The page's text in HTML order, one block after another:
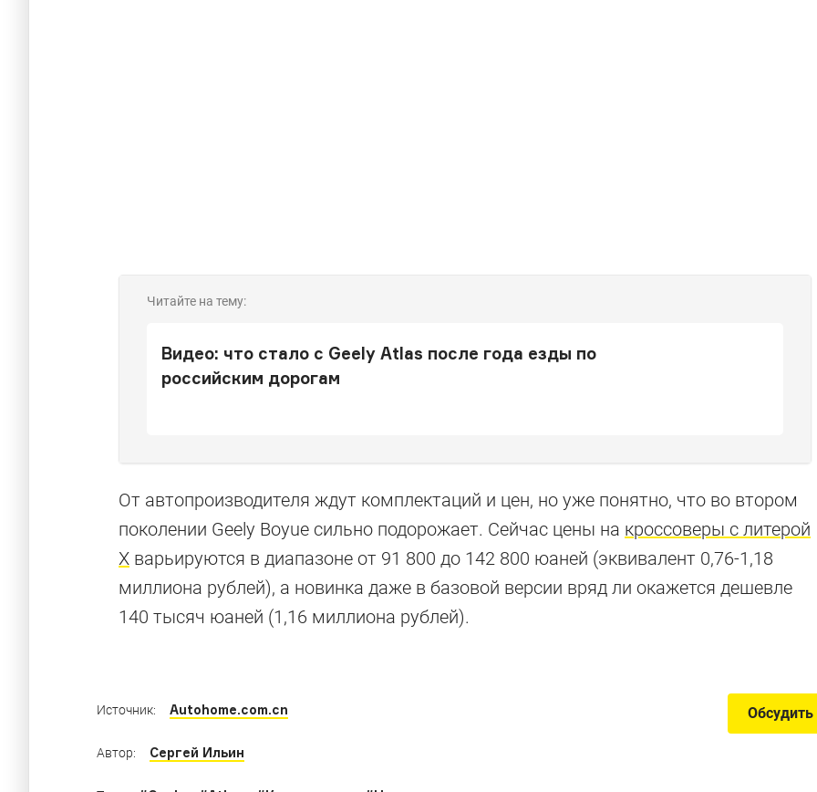
Читайте на тему:
Видео: что стало с Geely Atlas после года езды по
российским дорогам
От автопроизводителя ждут комплектаций и цен, но уже понятно, что во втором
поколении Geely Boyue сильно подорожает. Сейчас цены на кроссоверы с литерой
X варьируются в диапазоне от 91 800 до 142 800 юаней (эквивалент 0,76-1,18
миллиона рублей), а новинка даже в базовой версии вряд ли окажется дешевле
140 тысяч юаней (1,16 миллиона рублей).
Самые крутые «китайцы»
Роскошные кроссоверы, лимузины и суперкары из Поднебесной
Обсудить
Источник: Autohome.com.cn
Автор: Сергей Ильин